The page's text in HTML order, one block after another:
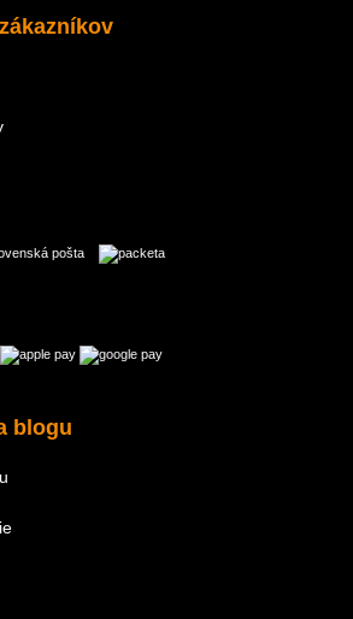
blogu